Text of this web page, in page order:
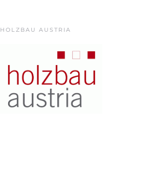
HOLZBAU AUSTRIA